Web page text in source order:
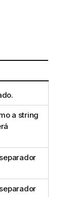
a string